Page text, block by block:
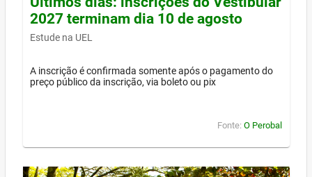
2027 terminam dia 10 de agosto
Estude na UEL
A inscrição é confirmada somente após o pagamento do
preço público da inscrição, via boleto ou pix
Fonte: O Perobal